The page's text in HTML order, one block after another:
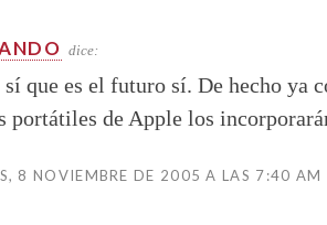
dice:
sí que es el futuro sí. De hecho ya
portátiles de Apple los
8 NOVIEMBRE DE 2005 A LAS 7:40 AM